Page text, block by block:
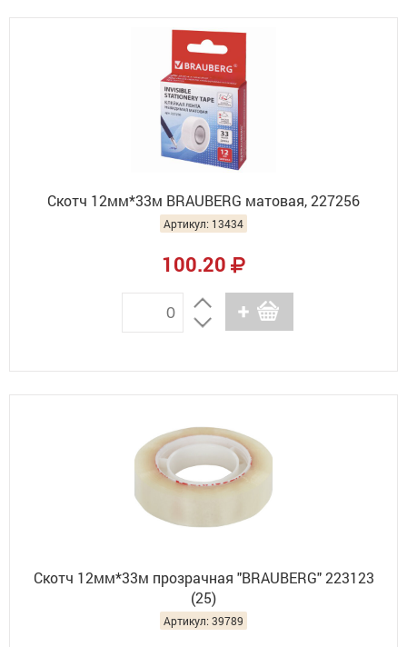
Скотч 12мм*33м BRAUBERG матовая, 227256
Артикул: 13434
100.20
Скотч 12мм*33м прозрачная "BRAUBERG" 223123
(25)
Артикул: 39789